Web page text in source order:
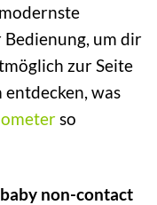
um dir
zur Seite
entdecken, was
so
non-contact